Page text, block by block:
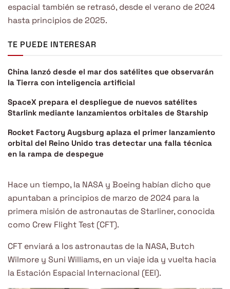
espacial también se retrasó, desde el verano de 2024
hasta principios de 2025.
TE PUEDE INTERESAR
China lanzó desde el mar dos satélites que observarán
la Tierra con inteligencia artificial
SpaceX prepara el despliegue de nuevos satélites
Starlink mediante lanzamientos orbitales de Starship
Rocket Factory Augsburg aplaza el primer lanzamiento
orbital del Reino Unido tras detectar una falla técnica
en la rampa de despegue
Hace un tiempo, la NASA y Boeing habían dicho que
apuntaban a principios de marzo de 2024 para la
primera misión de astronautas de Starliner, conocida
como Crew Flight Test (CFT).
CFT enviará a los astronautas de la NASA, Butch
Wilmore y Suni Williams, en un viaje ida y vuelta hacia
la Estación Espacial Internacional (EEI).